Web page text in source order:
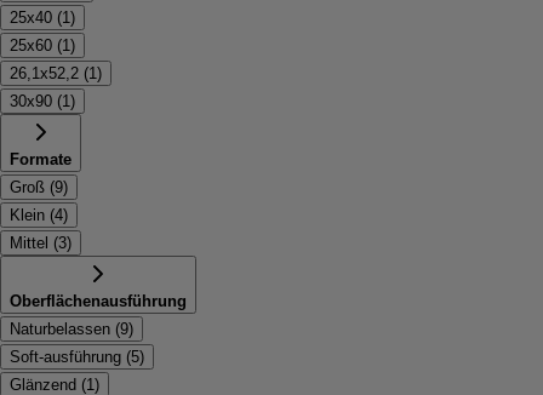
25x40 (1 )
25x60 (1 )
26,1x52,2 (1 )
30x90 (1 )
Formate
Groß (9)
Klein (4)
Mittel (3)
Oberflächenausführung
Naturbelassen (9)
Soft-ausführung (5)
Glänzend (1 )